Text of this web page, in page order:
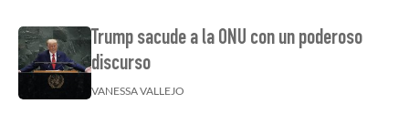
Trump sacude a la ONU con un poderoso
discurso
VANESSA VALLEJO